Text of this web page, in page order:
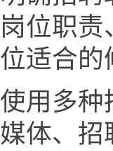
岗位职
位适合的
使用多种
媒体、招